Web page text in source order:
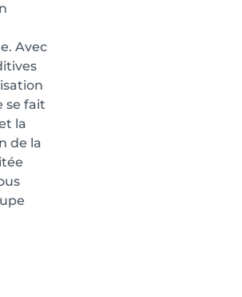
Avec
se fait
la
de la